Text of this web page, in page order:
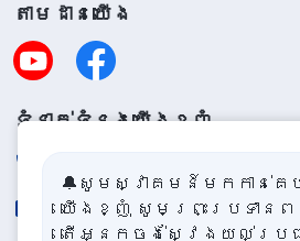
តាម​ដាន​យើង​
ទំនាក់​ទំនង​យើង​ខ្ញុំ
🔔សូមស្វាគមន៍មកកាន់
យើងខ្ញុំ សូមព្រះប្រទាន
តើអ្នកចង់ស្វែងយល់ប្រធ